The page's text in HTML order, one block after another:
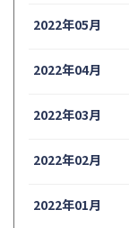
2022年05月
2022年04月
2022年03月
2022年02月
2022年01月